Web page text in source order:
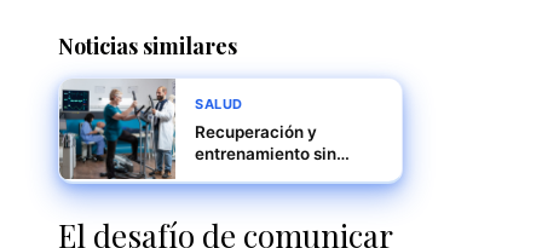
Noticias similares
SALUD
Recuperación y
entrenamiento sin
rehabilitación
deportiva
El desafío de comunicar